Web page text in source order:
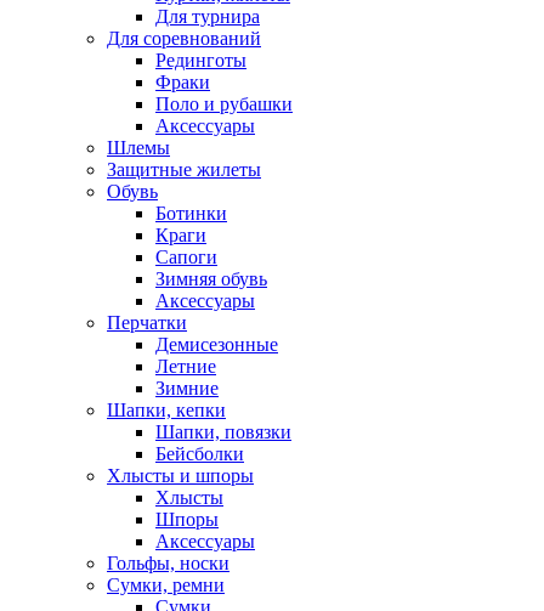
Для турнира
Для соревнований
Рединготы
Фраки
Поло и рубашки
Аксессуары
Шлемы
Защитные жилеты
Обувь
Ботинки
Краги
Сапоги
Зимняя обувь
Аксессуары
Перчатки
Демисезонные
Летние
Зимние
Шапки, кепки
Шапки, повязки
Бейсболки
Хлысты и шпоры
Хлысты
Шпоры
Аксессуары
Гольфы, носки
Сумки, ремни
Сумки